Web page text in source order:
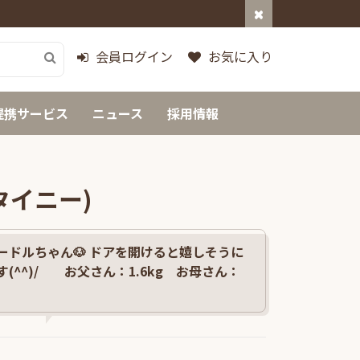
会員ログイン お気に入り
携サービス ニュース 採用情報
イニー)
ドルちゃん🐶 ドアを開けると嬉しそうに
す(^^)/ お父さん：1.6kg お母さん：